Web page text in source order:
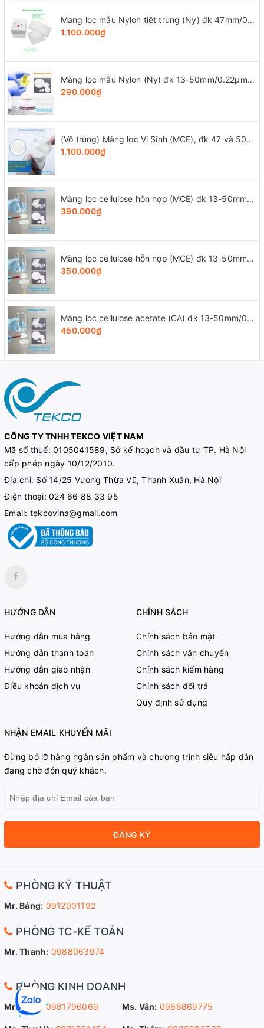
Màng lọc mẫu Nylon tiệt trùng (Ny) đk 47mm/0.22µm-0.45µm, 4x25 chiếc/hộp, hãng Biosharp
1.100.000₫
Màng lọc mẫu Nylon (Ny) đk 13-50mm/0.22µm-0.45µm, 4x25 chiếc/hộp, hãng Biosharp
290.000₫
(Vô trùng) Màng lọc Vi Sinh (MCE), đk 47 và 50mm/0.8μm-0.22µm-0.45μm, 100 chiếc/hộp, Biosharp
1.100.000₫
Màng lọc cellulose hỗn hợp (MCE) đk 13-50mm/0.45µm, 4x25 chiếc/hộp, hãng Biosharp
390.000₫
Màng lọc cellulose hỗn hợp (MCE) đk 13-50mm/0.22µm, 4x25 chiếc/hộp, hãng Biosharp
350.000₫
Màng lọc cellulose acetate (CA) đk 13-50mm/0.45µm, 4x25 chiếc/hộp, hãng Biosharp
450.000₫
CÔNG TY TNHH TEKCO VIỆT NAM
Mã số thuế: 0105041589, Sở kế hoạch và đầu tư TP. Hà Nội
cấp phép ngày 10/12/2010.
Địa chỉ: Số 14/25 Vương Thừa Vũ, Thanh Xuân, Hà Nội
Điện thoại: 024 66 88 33 95
Email: tekcovina@gmail.com
HƯỚNG DẪN
Hướng dẫn mua hàng
Hướng dẫn thanh toán
Hướng dẫn giao nhận
Điều khoản dịch vụ
CHÍNH SÁCH
Chính sách bảo mật
Chính sách vận chuyển
Chính sách kiểm hàng
Chính sách đổi trả
Quy định sử dụng
NHẬN EMAIL KHUYẾN MÃI
Đừng bỏ lỡ hàng ngàn sản phẩm và chương trình siêu hấp dẫn
đang chờ đón quý khách.
ĐĂNG KÝ
PHÒNG KỸ THUẬT
Mr. Bảng: 0912001192
PHÒNG TC-KẾ TOÁN
Mr. Thanh: 0988063974
PHÒNG KINH DOANH
Mr. Sang: 0981796069 Ms. Vân: 0986869775